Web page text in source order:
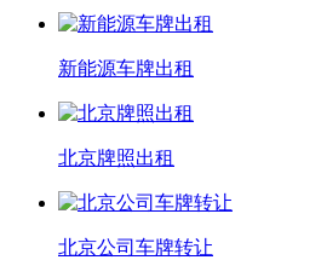
新能源车牌出租
北京牌照出租
北京公司车牌转让